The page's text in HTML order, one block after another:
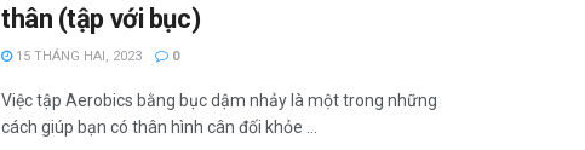
thân (tập với bục)
15 THÁNG HAI, 2023 0
Việc tập Aerobics bằng bục dậm nhảy là một trong những
cách giúp bạn có thân hình cân đối khỏe ...